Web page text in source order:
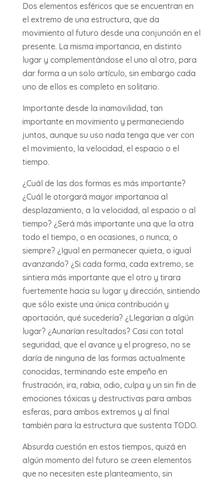
Dos elementos esféricos que se encuentran en
el extremo de una estructura, que da
movimiento al futuro desde una conjunción en el
presente. La misma importancia, en distinto
lugar y complementándose el uno al otro, para
dar forma a un solo artículo, sin embargo cada
uno de ellos es completo en solitario.
Importante desde la inamovilidad, tan
importante en movimiento y permaneciendo
juntos, aunque su uso nada tenga que ver con
el movimiento, la velocidad, el espacio o el
tiempo.
¿Cuál de las dos formas es más importante?
¿Cuál le otorgará mayor importancia al
desplazamiento, a la velocidad, al espacio o al
tiempo? ¿Será más importante una que la otra
todo el tiempo, o en ocasiones, o nunca, o
siempre? ¿Igual en permanecer quieta, o igual
avanzando? ¿Si cada forma, cada extremo, se
sintiera más importante que el otro y tirara
fuertemente hacia su lugar y dirección, sintiendo
que sólo existe una única contribución y
aportación, qué sucedería? ¿Llegarían a algún
lugar? ¿Aunarían resultados? Casi con total
seguridad, que el avance y el progreso, no se
daría de ninguna de las formas actualmente
conocidas, terminando este empeño en
frustración, ira, rabia, odio, culpa y un sin fin de
emociones tóxicas y destructivas para ambas
esferas, para ambos extremos y al final
también para la estructura que sustenta TODO.
Absurda cuestión en estos tiempos, quizá en
algún momento del futuro se creen elementos
que no necesiten este planteamiento, sin